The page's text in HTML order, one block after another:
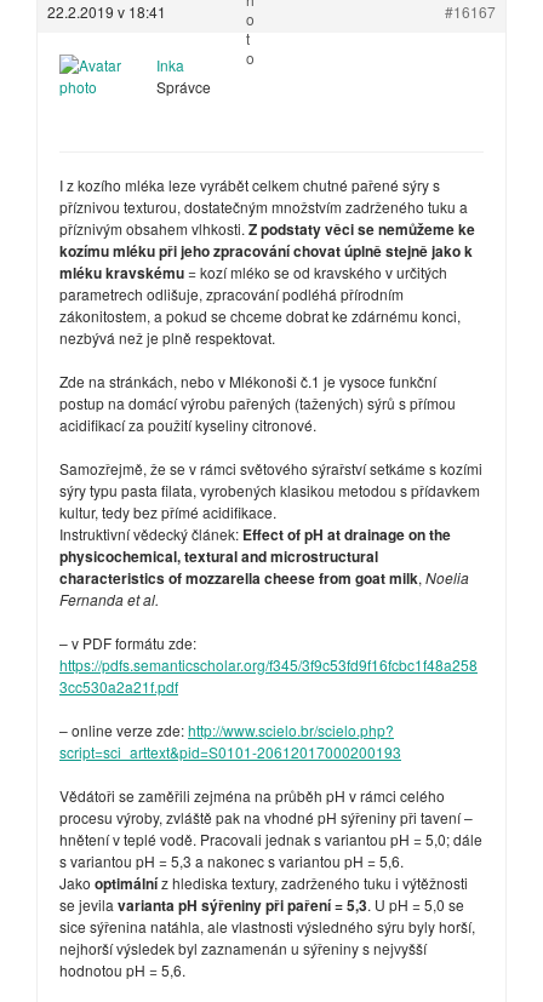
22.2.2019 v 18:41 #16167
Inka
Správce
I z kozího mléka leze vyrábět celkem chutné pařené sýry s
příznivou texturou, dostatečným množstvím zadrženého tuku a
příznivým obsahem vlhkosti. Z podstaty věci se nemůžeme ke
kozímu mléku při jeho zpracování chovat úplně stejně jako k
mléku kravskému= kozí mléko se od kravského v určitých
parametrech odlišuje, zpracování podléhá přírodním
zákonitostem, a pokud se chceme dobrat ke zdárnému konci,
nezbývá než je plně respektovat.
Zde na stránkách, nebo v Mlékonoši č.1 je vysoce funkční
postup na domácí výrobu pařených (tažených) sýrů s přímou
acidifikací za použití kyseliny citronové.
Samozřejmě, že se v rámci světového sýrařství setkáme s kozími
sýry typu pasta filata, vyrobených klasikou metodou s přídavkem
kultur, tedy bez přímé acidifikace.
Instruktivní vědecký článek: Effect of pH at drainage on the
physicochemical, textural and microstructural
characteristics of mozzarella cheese from goat milk, Noelia
Fernanda et al.
– v PDF formátu zde:
https://pdfs.semanticscholar.org/f345/3f9c53fd9f16fcbc1f48a258
3cc530a2a21f.pdf
– online verze zde:http://www.scielo.br/scielo.php?
script=sci_arttext&pid=S0101-20612017000200193
Vědátoři se zaměřili zejména na průběh pH v rámci celého
procesu výroby, zvláště pak na vhodné pH sýřeniny při tavení –
hnětení v teplé vodě. Pracovali jednak s variantou pH = 5,0; dále
s variantou pH = 5,3 a nakonec s variantou pH = 5,6.
Jako optimálníz hlediska textury, zadrženého tuku i výtěžnosti
se jevila varianta pH sýřeniny při paření = 5,3. U pH = 5,0 se
sice sýřenina natáhla, ale vlastnosti výsledného sýru byly horší,
nejhorší výsledek byl zaznamenán u sýřeniny s nejvyšší
hodnotou pH = 5,6.